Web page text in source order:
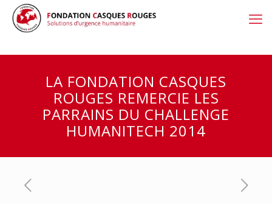
LA FONDATION CASQUES
ROUGES REMERCIE LES
PARRAINS DU CHALLENGE
HUMANITECH 2014